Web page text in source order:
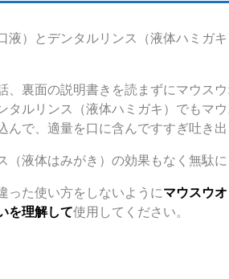
液）とデンタルリンス（液体ハミガ
、裏面の説明書きを読まずにマウス
タルリンス（液体ハミガキ）でもマ
んで、適量を口に含んですすぎ吐き出
（液体はみがき）の効果もなく無駄に
った使い方をしないようにマウスウ
を理解して使用してください。